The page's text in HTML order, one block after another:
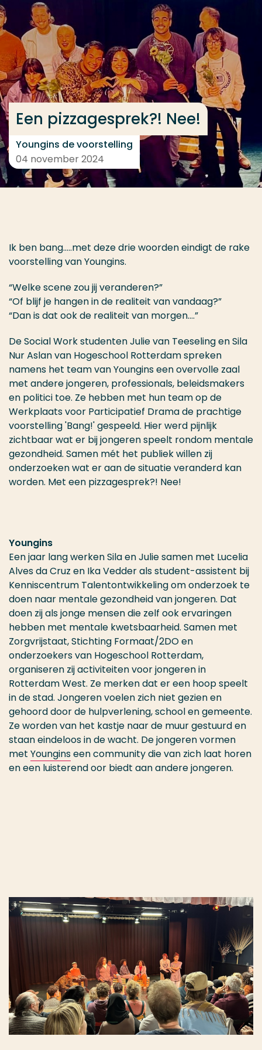
Ga direct naar de content
... > Een pizzagesprek?! Nee!
Een pizzagesprek?! Nee!
Youngins de voorstelling
04 november 2024
Ik ben bang…..met deze drie woorden eindigt de rake
voorstelling van Youngins.
“Welke scene zou jij veranderen?”
“Of blijf je hangen in de realiteit van vandaag?”
“Dan is dat ook de realiteit van morgen….”
De Social Work studenten Julie van Teeseling en Sila
Nur Aslan van Hogeschool Rotterdam spreken
namens het team van Youngins een overvolle zaal
met andere jongeren, professionals, beleidsmakers
en politici toe. Ze hebben met hun team op de
Werkplaats voor Participatief Drama de prachtige
voorstelling 'Bang!' gespeeld. Hier werd pijnlijk
zichtbaar wat er bij jongeren speelt rondom mentale
gezondheid. Samen mét het publiek willen zij
onderzoeken wat er aan de situatie veranderd kan
worden. Met een pizzagesprek?! Nee!
Youngins
Een jaar lang werken Sila en Julie samen met Lucelia
Alves da Cruz en Ika Vedder als student-assistent bij
Kenniscentrum Talentontwikkeling om onderzoek te
doen naar mentale gezondheid van jongeren. Dat
doen zij als jonge mensen die zelf ook ervaringen
hebben met mentale kwetsbaarheid. Samen met
Zorgvrijstaat, Stichting Formaat/2DO en
onderzoekers van Hogeschool Rotterdam,
organiseren zij activiteiten voor jongeren in
Rotterdam West. Ze merken dat er een hoop speelt
in de stad. Jongeren voelen zich niet gezien en
gehoord door de hulpverlening, school en gemeente.
Ze worden van het kastje naar de muur gestuurd en
staan eindeloos in de wacht. De jongeren vormen
met Younginseen community die van zich laat horen
en een luisterend oor biedt aan andere jongeren.
Veel gezocht
Opleiding
Contact